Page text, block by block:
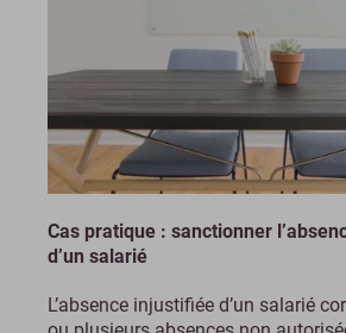
Cas pratique : sanctionner
d’un salarié
L’absence injustifiée d’un salarié